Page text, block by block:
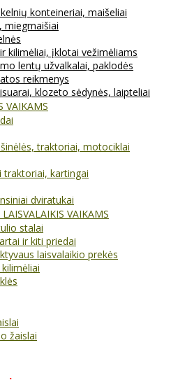
konteineriai, maišeliai
miegmaišiai
kilimėliai, įklotai vežimėliams
lentų užvalkalai, paklodės
reikmenys
klozeto sėdynės, laipteliai
VAIKAMS
traktoriai, motociklai
traktoriai, kartingai
dviratukai
VAIKAMS
stalai
ir kiti priedai
laisvalaikio prekės
žaislai